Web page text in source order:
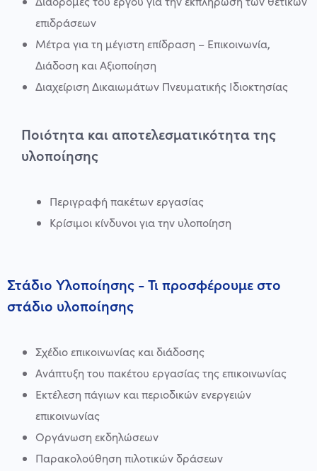
επιδράσεων
Μέτρα για τη μέγιστη επίδραση – Επικοινωνία,
Διάδοση και Αξιοποίηση
Διαχείριση Δικαιωμάτων Πνευματικής Ιδιοκτησίας
Ποιότητα και αποτελεσματικότητα της
υλοποίησης
Περιγραφή πακέτων εργασίας
Κρίσιμοι κίνδυνοι για την υλοποίηση
Στάδιο Υλοποίησης - Τι προσφέρουμε στο
στάδιο υλοποίησης
Σχέδιο επικοινωνίας και διάδοσης
Ανάπτυξη του πακέτου εργασίας της επικοινωνίας
Εκτέλεση πάγιων και περιοδικών ενεργειών
επικοινωνίας
Οργάνωση εκδηλώσεων
Παρακολούθηση πιλοτικών δράσεων